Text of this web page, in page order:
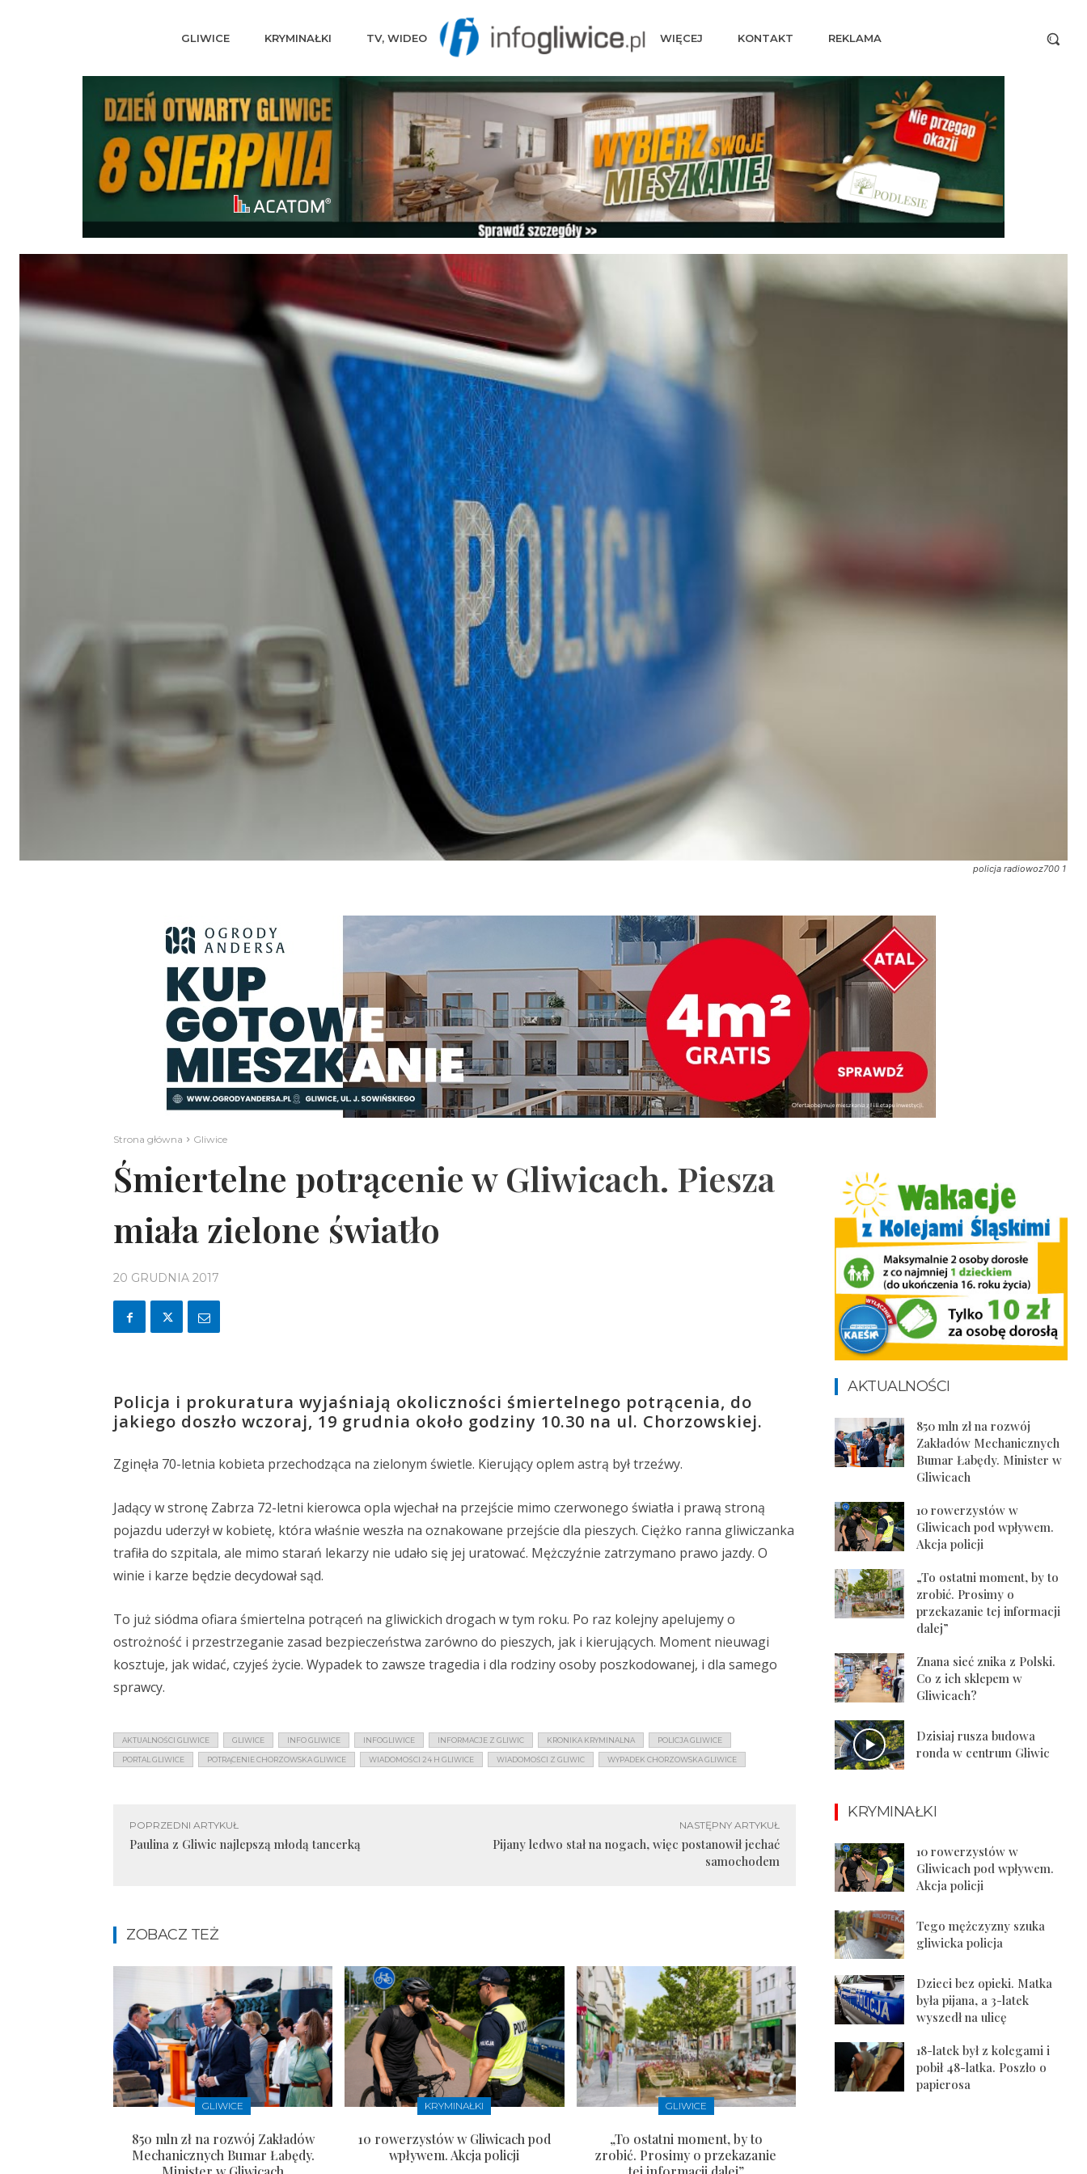
GLIWICE KRYMINAŁKI TV, WIDEO WIĘCEJ KONTAKT REKLAMA
policja radiowoz700 1
Strona główna Gliwice
Śmiertelne potrącenie w Gliwicach. Piesza
miała zielone światło
20 GRUDNIA 2017
Policja i prokuratura wyjaśniają okoliczności śmiertelnego potrącenia, do
jakiego doszło wczoraj, 19 grudnia około godziny 10.30 na ul. Chorzowskiej.
Zginęła 70-letnia kobieta przechodząca na zielonym świetle. Kierujący oplem astrą był trzeźwy.
Jadący w stronę Zabrza 72-letni kierowca opla wjechał na przejście mimo czerwonego światła i prawą stroną
pojazdu uderzył w kobietę, która właśnie weszła na oznakowane przejście dla pieszych. Ciężko ranna gliwiczanka
trafiła do szpitala, ale mimo starań lekarzy nie udało się jej uratować. Mężczyźnie zatrzymano prawo jazdy. O
winie i karze będzie decydował sąd.
To już siódma ofiara śmiertelna potrąceń na gliwickich drogach w tym roku. Po raz kolejny apelujemy o
ostrożność i przestrzeganie zasad bezpieczeństwa zarówno do pieszych, jak i kierujących. Moment nieuwagi
kosztuje, jak widać, czyjeś życie. Wypadek to zawsze tragedia i dla rodziny osoby poszkodowanej, i dla samego
sprawcy.
AKTUALNOŚCI GLIWICE GLIWICE INFO GLIWICE INFOGLIWICE INFORMACJE Z GLIWIC KRONIKA KRYMINALNA POLICJA GLIWICE
PORTAL GLIWICE POTRĄCENIE CHORZOWSKA GLIWICE WIADOMOŚCI 24 H GLIWICE WIADOMOŚCI Z GLIWIC WYPADEK CHORZOWSKA GLIWICE
POPRZEDNI ARTYKUŁ
Paulina z Gliwic najlepszą młodą tancerką
NASTĘPNY ARTYKUŁ
Pijany ledwo stał na nogach, więc postanowił jechać
samochodem
ZOBACZ TEŻ
GLIWICE
850 mln zł na rozwój Zakładów
Mechanicznych Bumar Łabędy.
KRYMINAŁKI
10 rowerzystów w Gliwicach pod
wpływem. Akcja policji
GLIWICE
„To ostatni moment, by to
zrobić. Prosimy o przekazanie
AKTUALNOŚCI
850 mln zł na rozwój
Zakładów Mechanicznych
Bumar Łabędy. Minister w
Gliwicach
10 rowerzystów w
Gliwicach pod wpływem.
Akcja policji
„To ostatni moment, by to
zrobić. Prosimy o
przekazanie tej informacji
dalej”
Znana sieć znika z Polski.
Co z ich sklepem w
Gliwicach?
Dzisiaj rusza budowa
ronda w centrum Gliwic
KRYMINAŁKI
10 rowerzystów w
Gliwicach pod wpływem.
Akcja policji
Tego mężczyzny szuka
gliwicka policja
Dzieci bez opieki. Matka
była pijana, a 3-latek
wyszedł na ulicę
18-latek był z kolegami i
pobił 48-latka. Poszło o
papierosa